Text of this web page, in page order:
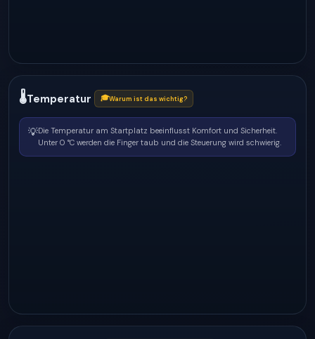
🌡Temperatur 🎓Warum ist das wichtig?
💡Die Temperatur am Startplatz beeinflusst Komfort und Sicherheit.
Unter 0 °C werden die Finger taub und die Steuerung wird schwierig.